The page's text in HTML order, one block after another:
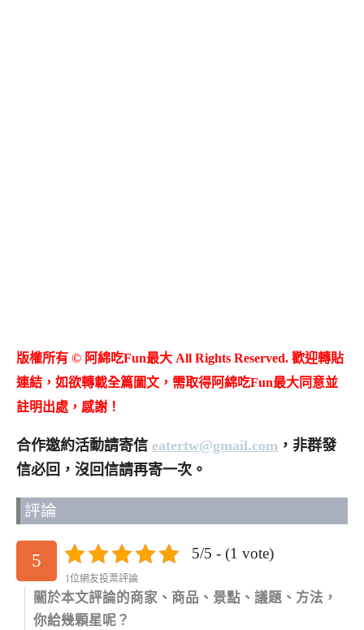
版權所有 © 阿綿吃Fun最大 All Rights Reserved. 歡迎轉貼
連結，如欲轉載全篇圖文，需取得阿綿吃Fun最大同意並
註明出處，感謝！
合作邀約活動請寄信 eatertw@gmail.com ，非群發
信必回，沒回信請再寄一次。
評論
5 5/5 - (1 vote)
1位網友投票評論
關於本文評論的商家、商品、景點、議題、方法，
你給幾顆星呢？